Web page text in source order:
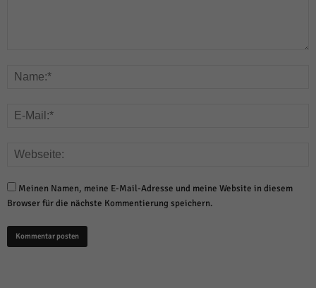
Meinen Namen, meine E-Mail-Adresse und meine Website in diesem
Browser für die nächste Kommentierung speichern.